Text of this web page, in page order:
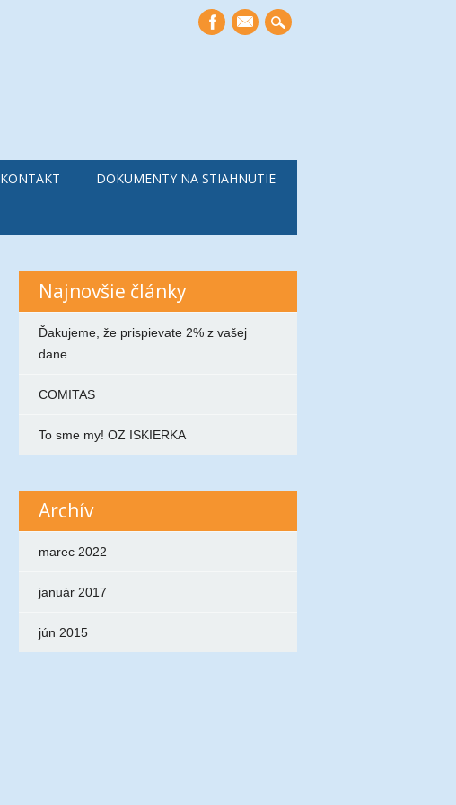
mail
KONTAKT DOKUMENTY NA STIAHNUTIE
Najnovšie články
Ďakujeme, že prispievate 2% z vašej
dane
COMITAS
To sme my! OZ ISKIERKA
Archív
marec 2022
január 2017
jún 2015